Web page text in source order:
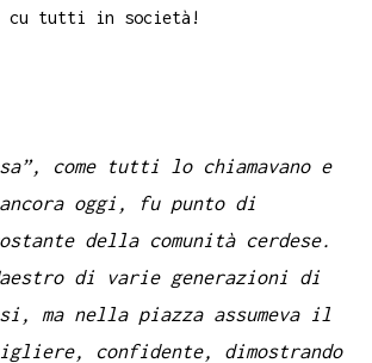
cu tutti in società!
come tutti lo chiamavano e
oggi, fu punto di
della comunità cerdese.
di varie generazioni di
ma nella piazza assumeva il
confidente, dimostrando